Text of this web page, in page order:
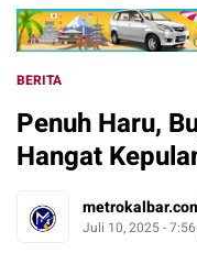
BERITA
Penuh Haru,
Hangat
Juli 10, 2025 -